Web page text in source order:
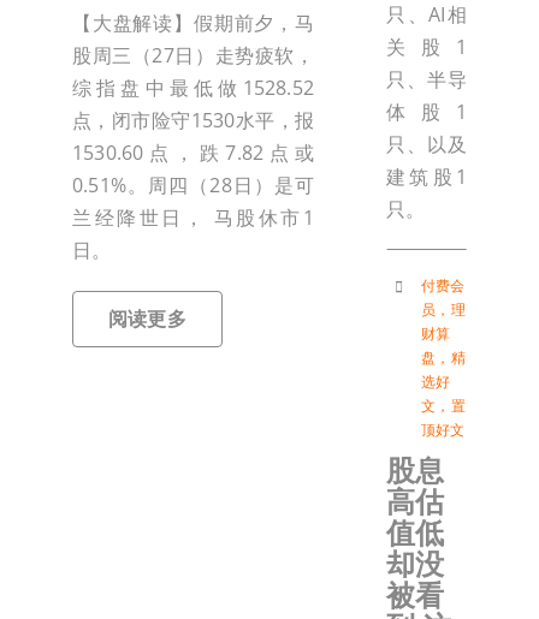
【大盘解读】假期前夕，马
股周三（27日）走势疲软，
综指盘中最低做1528.52
点，闭市险守1530水平，报
1530.60点，跌7.82点或
0.51%。周四（28日）是可
兰经降世日， 马股休市1
日。
阅读更多
只、AI相
关股1
只、半导
体股1
只、以及
建筑股1
只。
付费会
员 ， 理
财算
盘 ， 精
选好
文 ， 置
顶好文
股息
高估
值低
却没
被看